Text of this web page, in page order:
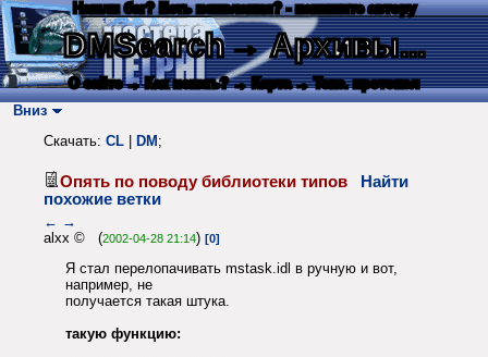
Нашли баг? Есть пожелания? - напишите автору
DMSearch→ Архивы...
О сайте → Как искать? → Карта → Текс. протокол
Вниз
Скачать: CL DM ;
Опять по поводу библиотеки типов
Найти
похожие ветки
← →
alxx © (2002-04-28 21:14) [0]
Я стал перелопачивать mstask.idl в ручную и вот,
например, не
получается такая штука.
такую функцию: